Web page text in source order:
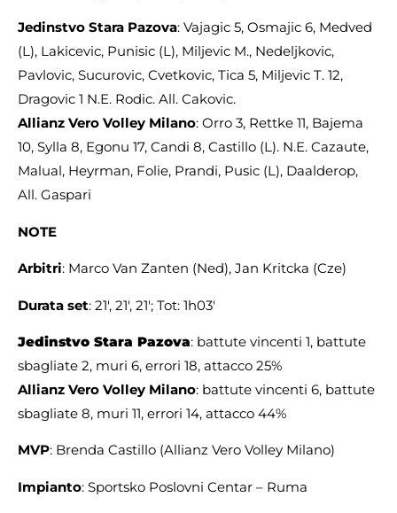
Jedinstvo Stara Pazova: Vajagic 5, Osmajic 6, Medved
(L), Lakicevic, Punisic (L), Miljevic M., Nedeljkovic,
Pavlovic, Sucurovic, Cvetkovic, Tica 5, Miljevic T. 12,
Dragovic 1 N.E. Rodic. All. Cakovic.
Allianz Vero Volley Milano: Orro 3, Rettke 11, Bajema
10, Sylla 8, Egonu 17, Candi 8, Castillo (L). N.E. Cazaute,
Malual, Heyrman, Folie, Prandi, Pusic (L), Daalderop,
All. Gaspari
NOTE
Arbitri: Marco Van Zanten (Ned), Jan Kritcka (Cze)
Durata set: 21′, 21′, 21′; Tot: 1h03′
Jedinstvo Stara Pazova: battute vincenti 1, battute
sbagliate 2, muri 6, errori 18, attacco 25%
Allianz Vero Volley Milano: battute vincenti 6, battute
sbagliate 8, muri 11, errori 14, attacco 44%
MVP: Brenda Castillo (Allianz Vero Volley Milano)
Impianto: Sportsko Poslovni Centar – Ruma